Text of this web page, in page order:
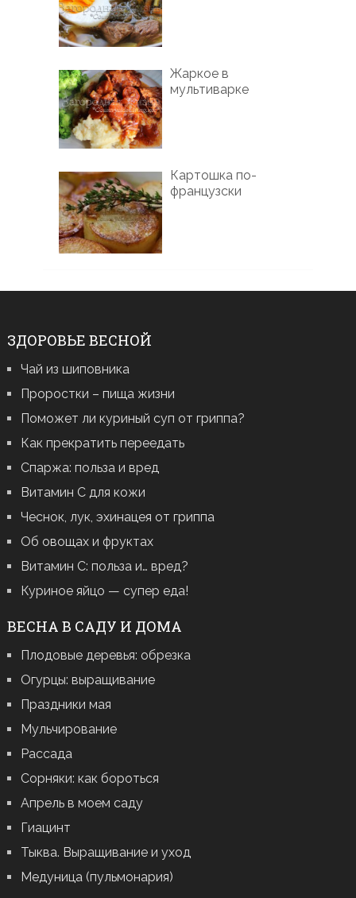
Жаркое в
мультиварке
Картошка по-
французски
ЗДОРОВЬЕ ВЕСНОЙ
Чай из шиповника
Проростки – пища жизни
Поможет ли куриный суп от гриппа?
Как прекратить переедать
Спаржа: польза и вред
Витамин С для кожи
Чеснок, лук, эхинацея от гриппа
Об овощах и фруктах
Витамин С: польза и… вред?
Куриное яйцо — супер еда!
ВЕСНА В САДУ И ДОМА
Плодовые деревья: обрезка
Огурцы: выращивание
Праздники мая
Мульчирование
Рассада
Сорняки: как бороться
Апрель в моем саду
Гиацинт
Тыква. Выращивание и уход
Медуница (пульмонария)